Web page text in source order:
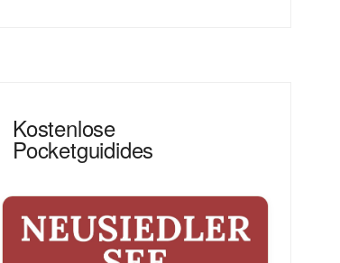
Kostenlose
Pocketguidides